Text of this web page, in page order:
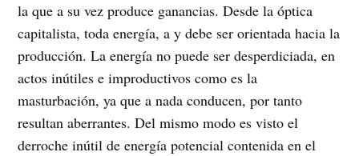
la que a su vez produce ganancias. Desde la óptica
capitalista, toda energía, a y debe ser orientada hacia la
producción. La energía no puede ser desperdiciada, en
actos inútiles e improductivos como es la
masturbación, ya que a nada conducen, por tanto
resultan aberrantes. Del mismo modo es visto el
derroche inútil de energía potencial contenida en el